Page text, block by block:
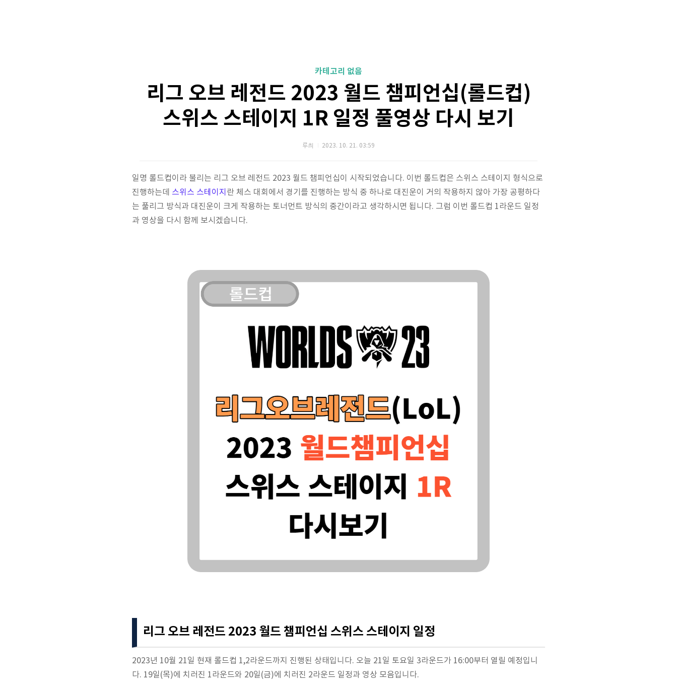
카테고리 없음
리그 오브 레전드 2023 월드 챔피언십(롤드컵)
스위스 스테이지 1R 일정 풀영상 다시 보기
루츼 2023. 10. 21. 03:59
일명 롤드컵이라 불리는 리그 오브 레전드 2023 월드 챔피언십이 시작되었습니다. 이번 롤드컵은 스위스 스테이지 형식으로
진행하는데 스위스 스테이지 란 체스 대회에서 경기를 진행하는 방식 중 하나로 대진운이 거의 작용하지 않아 가장 공평하다
는 풀리그 방식과 대진운이 크게 작용하는 토너먼트 방식의 중간이라고 생각하시면 됩니다. 그럼 이번 롤드컵 1라운드 일정
과 영상을 다시 함께 보시겠습니다.
리그 오브 레전드 2023 월드 챔피언십 스위스 스테이지 일정
2023년 10월 21일 현재 롤드컵 1,2라운드까지 진행된 상태입니다. 오늘 21일 토요일 3라운드가 16:00부터 열릴 예정입니
다. 19일(목)에 치러진 1라운드와 20일(금)에 치러진 2라운드 일정과 영상 모음입니다.